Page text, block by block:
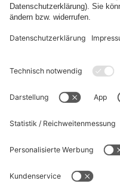
FC
Bayern
fcbayern.com Basketball